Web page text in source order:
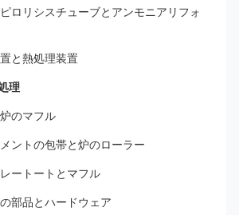
ロリシスチューブとアンモニアリフォ
と熱処理装置
理
のマフル
ントの包帯と炉のローラー
ートートとマフル
部品とハードウェア